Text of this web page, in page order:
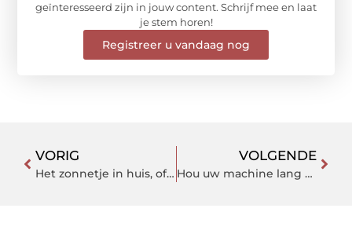
geïnteresseerd zijn in jouw content. Schrijf mee en laat
je stem horen!
Registreer u vandaag nog
VORIG
Het zonnetje in huis, of juist niet
VOLGENDE
Hou uw machine lang draaiende dankzij kwalitatieve machineonderdelen